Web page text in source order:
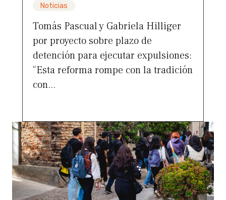
Noticias
Tomás Pascual y Gabriela Hilliger
por proyecto sobre plazo de
detención para ejecutar expulsiones:
“Esta reforma rompe con la tradición
con...